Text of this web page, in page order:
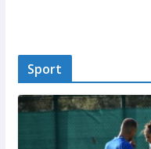
Sport